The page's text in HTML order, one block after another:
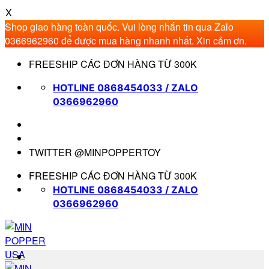
X
Shop giao hàng toàn quốc. Vui lòng nhắn tin qua Zalo
0366962960 để được mua hàng nhanh nhất. Xin cảm ơn.
qua
FREESHIP CÁC ĐƠN HÀNG TỪ 300K
HOTLINE 0868454033 / ZALO
0366962960
TWITTER @MINPOPPERTOY
FREESHIP CÁC ĐƠN HÀNG TỪ 300K
HOTLINE 0868454033 / ZALO
0366962960